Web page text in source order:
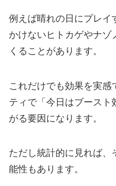
例えば晴れの日にプレイ
かけないヒトカゲやナゾ
くることがあります。
これだけでも効果を実感
ティで「今日はブースト
がる要因になります。
ただし統計的に見れば、
能性もあります。